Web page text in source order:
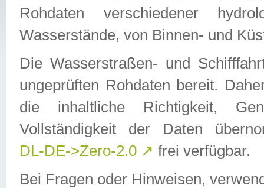
Rohdaten verschiedener
Wasserstände, von Binnen- und
Die Wasserstraßen- und
ungeprüften Rohdaten bereit.
die inhaltliche Richtigkeit,
Vollständigkeit der Daten
DL-DE->Zero-2.0 ↗ frei verfügbar.
Bei Fragen oder Hinweisen,